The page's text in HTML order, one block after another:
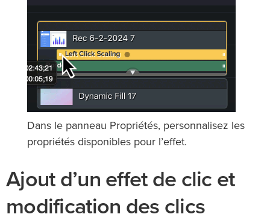
Dans le panneau Propriétés, personnalisez les
propriétés disponibles pour l’effet.
Ajout d’un effet de clic et
modification des clics